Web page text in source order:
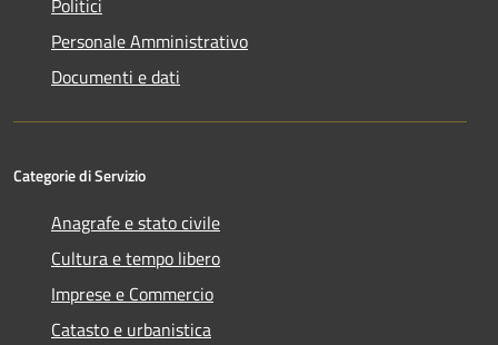
Politici
Personale Amministrativo
Documenti e dati
Categorie di Servizio
Anagrafe e stato civile
Cultura e tempo libero
Imprese e Commercio
Catasto e urbanistica